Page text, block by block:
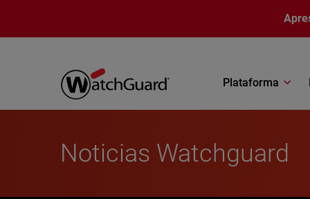
Plataforma
Noticias Watchguard